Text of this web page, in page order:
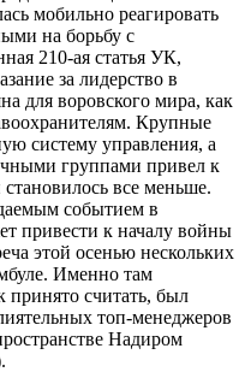
мобильно реагировать
на борьбу с
210-ая статья УК,
за лидерство в
для воровского мира, как
Крупные
систему управления, а
группами привел к
все меньше.
событием в
привести к началу войны
этой осенью нескольких
Именно там
принято считать, был
топ-менеджеров
Надиром